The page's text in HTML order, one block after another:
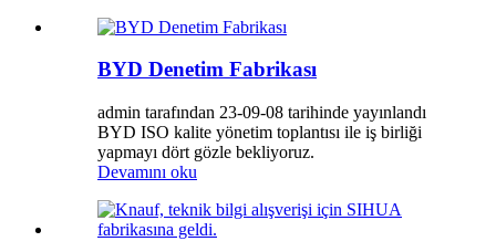
BYD Denetim Fabrikası
admin tarafından 23-09-08 tarihinde yayınlandı
BYD ISO kalite yönetim toplantısı ile iş birliği
yapmayı dört gözle bekliyoruz.
Devamını oku